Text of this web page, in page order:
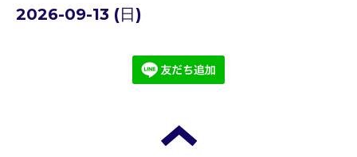
2026-09-13 (日)